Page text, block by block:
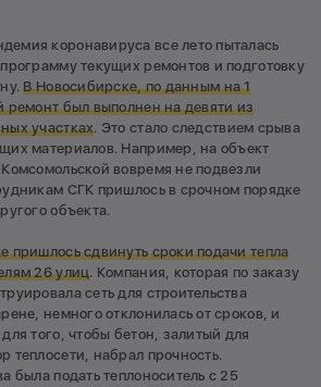
коронавируса все лето пыталась
текущих ремонтов и подготовку
В Новосибирске, по данным на 1
ремонт был выполнен на девяти из
участках. Это стало следствием срыва
материалов. Например, на объект
вовремя не подвезли
СГК пришлось в срочном порядке
объекта.
пришлось сдвинуть сроки подачи тепла
26 улиц. Компания, которая по заказу
сеть для строительства
немного отклонилась от сроков, и
того, чтобы бетон, залитый для
теплосети, набрал прочность.
была подать теплоноситель с 25